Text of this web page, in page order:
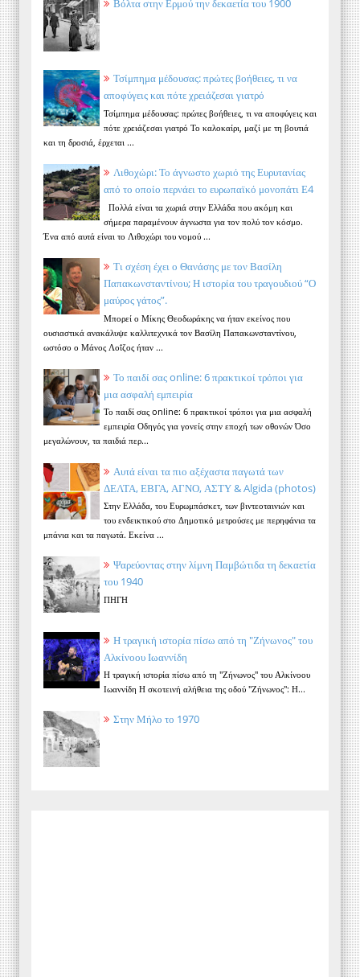
Βόλτα στην Ερμού την δεκαετία του 1900
Τσίμπημα μέδουσας: πρώτες βοήθειες, τι να
αποφύγεις και πότε χρειάζεσαι γιατρό
Τσίμπημα μέδουσας: πρώτες βοήθειες, τι να αποφύγεις και
πότε χρειάζεσαι γιατρό Το καλοκαίρι, μαζί με τη βουτιά
και τη δροσιά, έρχεται ...
Λιθοχώρι: Το άγνωστο χωριό της Ευρυτανίας
από το οποίο περνάει το ευρωπαϊκό μονοπάτι Ε4
Πολλά είναι τα χωριά στην Ελλάδα που ακόμη και
σήμερα παραμένουν άγνωστα για τον πολύ τον κόσμο.
Ένα από αυτά είναι το Λιθοχώρι του νομού ...
Τι σχέση έχει ο Θανάσης με τον Βασίλη
Παπακωνσταντίνου; Η ιστορία του τραγουδιού “Ο
μαύρος γάτος”.
Μπορεί ο Μίκης Θεοδωράκης να ήταν εκείνος που
ουσιαστικά ανακάλυψε καλλιτεχνικά τον Βασίλη Παπακωνσταντίνου,
ωστόσο ο Μάνος Λοΐζος ήταν ...
Το παιδί σας online: 6 πρακτικοί τρόποι για
μια ασφαλή εμπειρία
Το παιδί σας online: 6 πρακτικοί τρόποι για μια ασφαλή
εμπειρία Οδηγός για γονείς στην εποχή των οθονών Όσο
μεγαλώνουν, τα παιδιά περ...
Αυτά είναι τα πιο αξέχαστα παγωτά των
ΔΕΛΤΑ, ΕΒΓΑ, ΑΓΝΟ, ΑΣΤΥ & Algida (photos)
Στην Ελλάδα, του Ευρωμπάσκετ, των βιντεοταινιών και
του ενδεικτικού στο Δημοτικό μετρούσες με περηφάνια τα
μπάνια και τα παγωτά. Εκείνα ...
Ψαρεύοντας στην λίμνη Παμβώτιδα τη δεκαετία
του 1940
ΠΗΓΗ
Η τραγική ιστορία πίσω από τη "Ζήνωνος" του
Αλκίνοου Ιωαννίδη
Η τραγική ιστορία πίσω από τη "Ζήνωνος" του Αλκίνοου
Ιωαννίδη Η σκοτεινή αλήθεια της οδού "Ζήνωνος": Η...
Στην Μήλο το 1970